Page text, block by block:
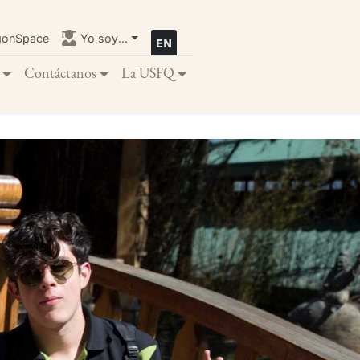
Yo soy...
Contáctanos La USFQ